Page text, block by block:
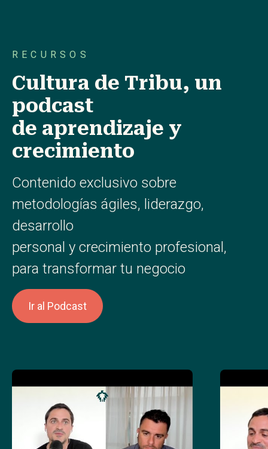
RECURSOS
Cultura de Tribu, un
podcast
de aprendizaje y
crecimiento
Contenido exclusivo sobre
metodologías ágiles, liderazgo,
desarrollo
personal y crecimiento profesional,
para transformar tu negocio
Ir al Podcast